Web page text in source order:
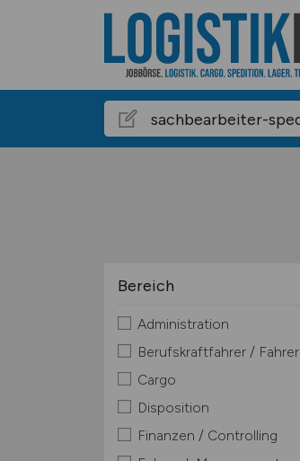
Bereich
Administration
Berufskraftfahrer / Fahrer
Cargo
Disposition
Finanzen / Controlling